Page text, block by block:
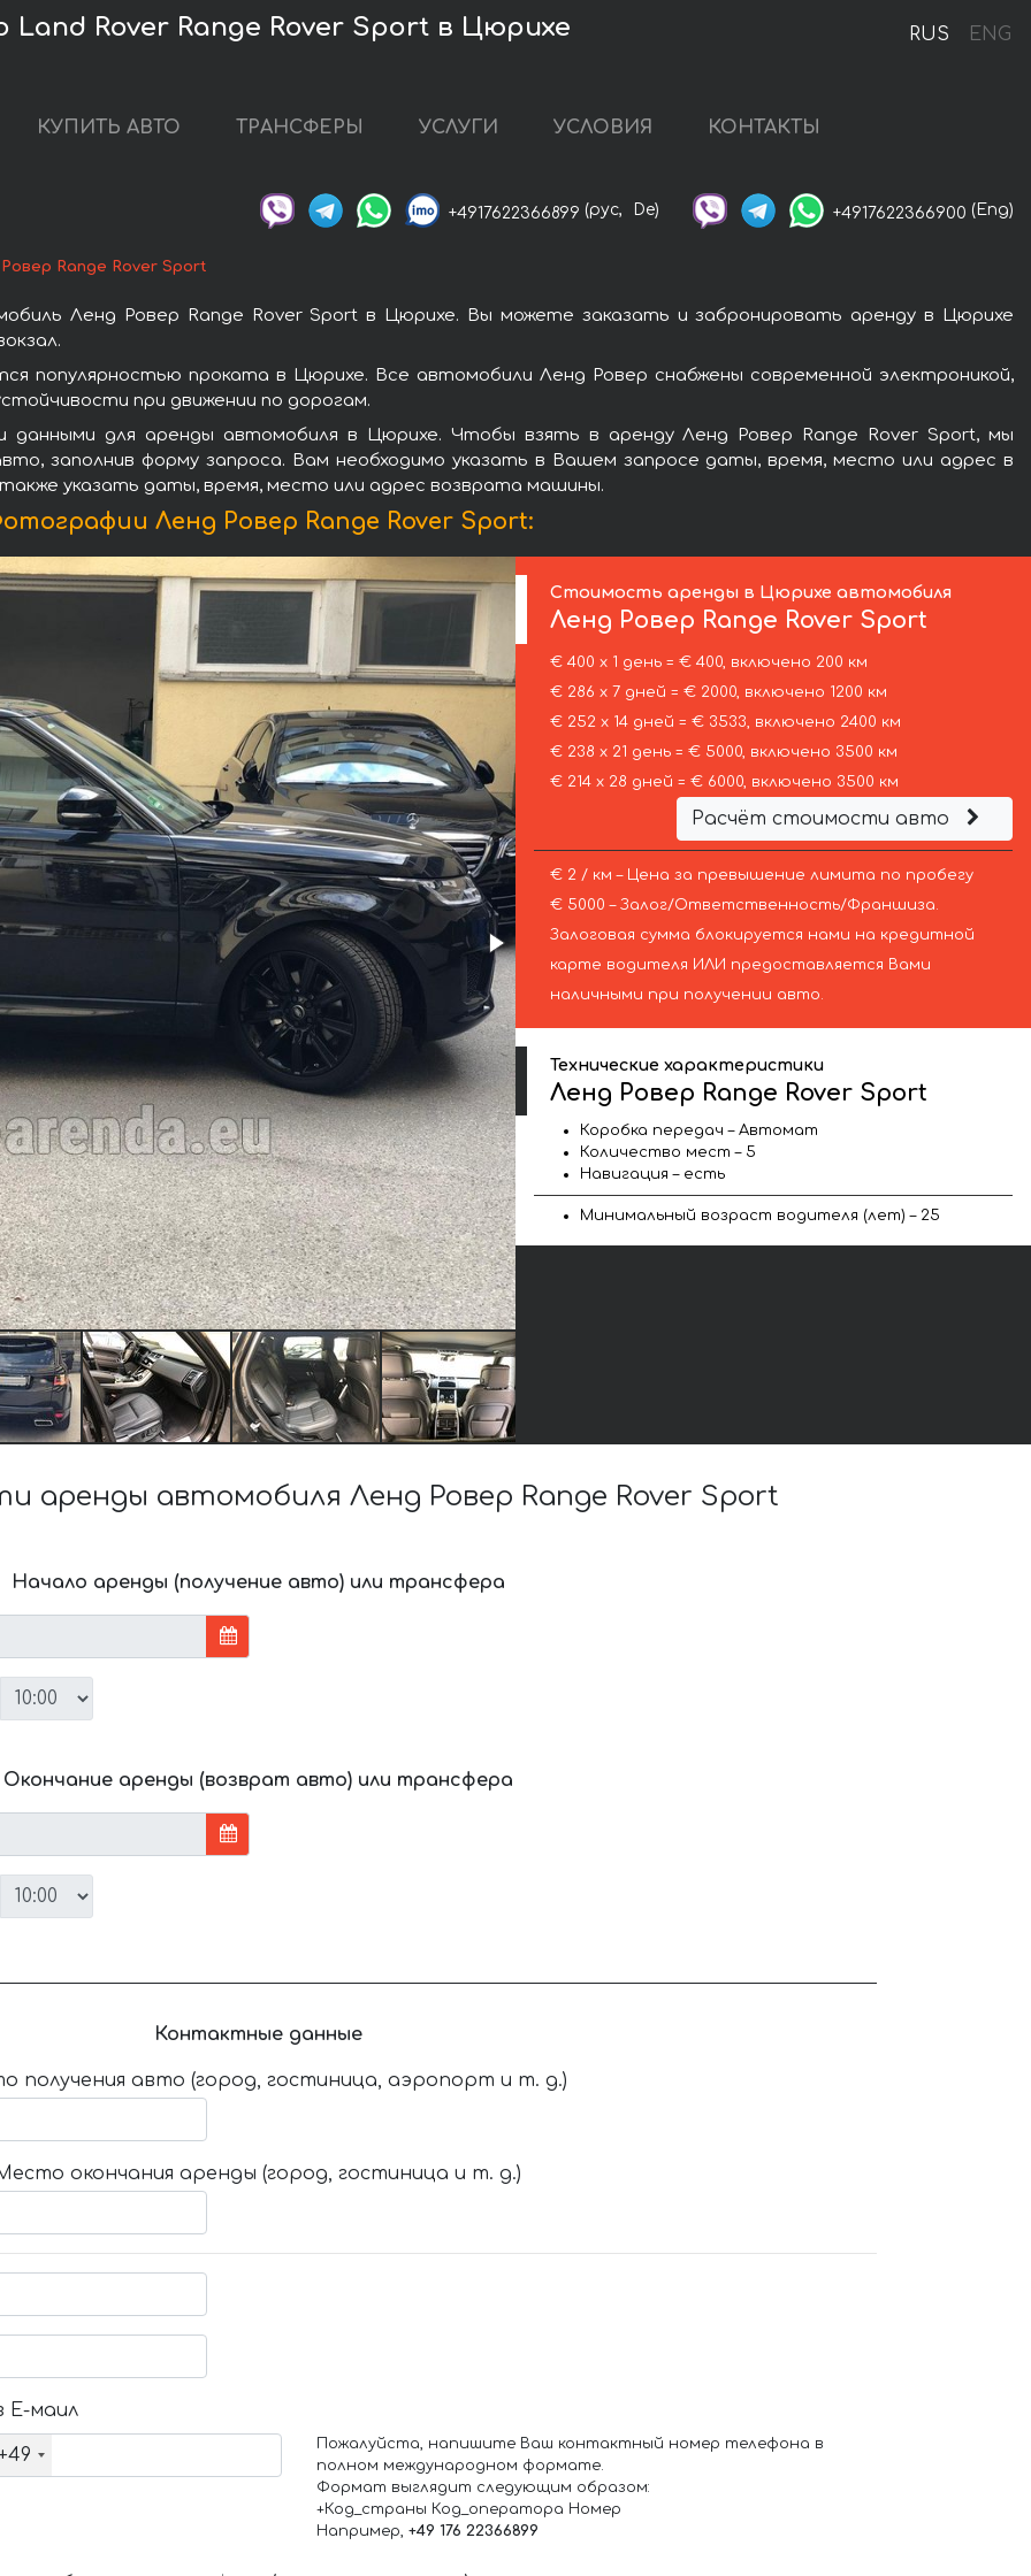
RUS ENG
Rover Range Rover Sport в Цюрихе
КУПИТЬ АВТО ТРАНСФЕРЫ УСЛУГИ УСЛОВИЯ КОНТАКТЫ
+4917622366899 (рус, De) +4917622366900 (Eng)
Range Rover Sport
Ленд Ровер Range Rover Sport в Цюрихе. Вы можете заказать и забронировать аренду в Цюрихе
популярностью проката в Цюрихе. Все автомобили Ленд Ровер снабжены современной электроникой,
при движении по дорогам.
данными для аренды автомобиля в Цюрихе. Чтобы взять в аренду Ленд Ровер Range Rover Sport, мы
заполнив форму запроса. Вам необходимо указать в Вашем запросе даты, время, место или адрес в
указать даты, время, место или адрес возврата машины.
Ленд Ровер Range Rover Sport:
Стоимость аренды в Цюрихе автомобиля
Ленд Ровер Range Rover Sport
€ 400 х 1 день = € 400, включено 200 км
€ 286 х 7 дней = € 2000, включено 1200 км
€ 252 х 14 дней = € 3533, включено 2400 км
€ 238 х 21 день = € 5000, включено 3500 км
€ 214 х 28 дней = € 6000, включено 3500 км
Расчёт стоимости авто
€ 2 / км – Цена за превышение лимита по пробегу
€ 5000 – Залог/Ответственность/Франшиза.
Залоговая сумма блокируется нами на кредитной
карте водителя ИЛИ предоставляется Вами
наличными при получении авто.
Технические характеристики
Ленд Ровер Range Rover Sport
Коробка передач – Автомат
Количество мест – 5
Навигация – есть
Минимальный возраст водителя (лет) – 25
аренды автомобиля Ленд Ровер Range Rover Sport
Начало аренды (получение авто) или трансфера
Окончание аренды (возврат авто) или трансфера
Контактные данные
получения авто (город, гостиница, аэропорт и т. д.)
окончания аренды (город, гостиница и т. д.)
Е-маил
Пожалуйста, напишите Ваш контактный номер телефона в
полном международном формате.
Формат выглядит следующим образом:
+Код_страны Код_оператора Номер
Например, +49 176 22366899